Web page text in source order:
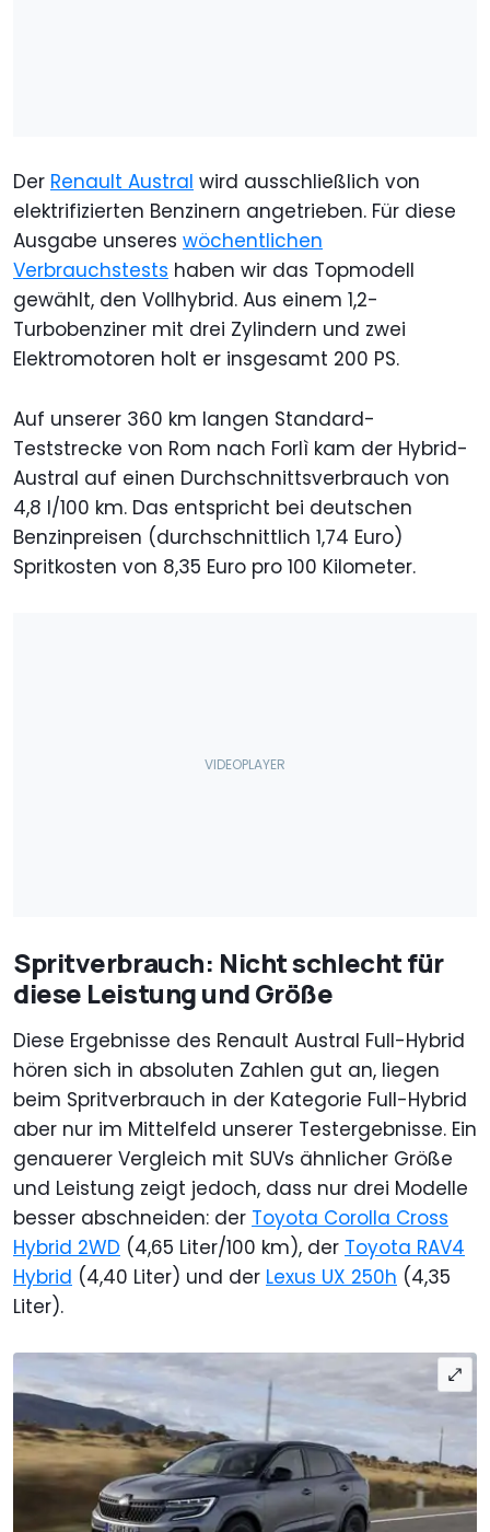
Der Renault Austral wird ausschließlich von
elektrifizierten Benzinern angetrieben. Für diese
Ausgabe unseres wöchentlichen
Verbrauchstests haben wir das Topmodell
gewählt, den Vollhybrid. Aus einem 1,2-
Turbobenziner mit drei Zylindern und zwei
Elektromotoren holt er insgesamt 200 PS.
Auf unserer 360 km langen Standard-
Teststrecke von Rom nach Forlì kam der Hybrid-
Austral auf einen Durchschnittsverbrauch von
4,8 l/100 km. Das entspricht bei deutschen
Benzinpreisen (durchschnittlich 1,74 Euro)
Spritkosten von 8,35 Euro pro 100 Kilometer.
Spritverbrauch: Nicht schlecht für
diese Leistung und Größe
Diese Ergebnisse des Renault Austral Full-Hybrid
hören sich in absoluten Zahlen gut an, liegen
beim Spritverbrauch in der Kategorie Full-Hybrid
aber nur im Mittelfeld unserer Testergebnisse. Ein
genauerer Vergleich mit SUVs ähnlicher Größe
und Leistung zeigt jedoch, dass nur drei Modelle
besser abschneiden: der Toyota Corolla Cross
Hybrid 2WD (4,65 Liter/100 km), der Toyota RAV4
Hybrid (4,40 Liter) und der Lexus UX 250h (4,35
Liter).